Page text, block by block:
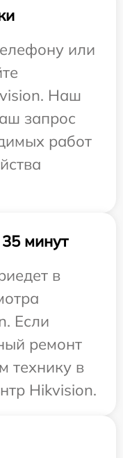
или
Наш
запрос
работ
минут
в
Если
ремонт
технику в
Hikvision.